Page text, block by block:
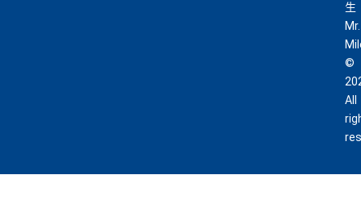
生
Mr.
©
All